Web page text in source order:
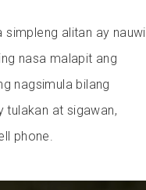
alitan ay nauwi
nasa malapit ang
nagsimula bilang
tulakan at sigawan,
phone.